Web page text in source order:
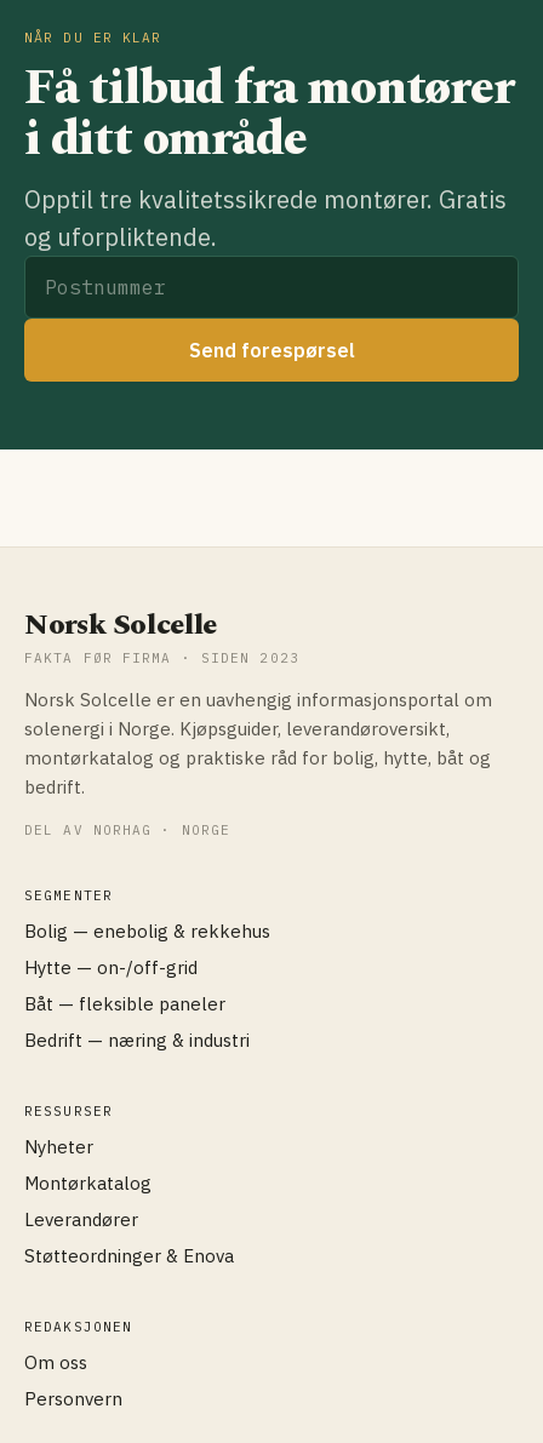
NÅR DU ER KLAR
Få tilbud fra montører
i ditt område
Opptil tre kvalitetssikrede montører. Gratis
og uforpliktende.
Send forespørsel
Norsk Solcelle
FAKTA FØR FIRMA · SIDEN 2023
Norsk Solcelle er en uavhengig informasjonsportal om
solenergi i Norge. Kjøpsguider, leverandøroversikt,
montørkatalog og praktiske råd for bolig, hytte, båt og
bedrift.
DEL AV NORHAG · NORGE
SEGMENTER
Bolig — enebolig & rekkehus
Hytte — on-/off-grid
Båt — fleksible paneler
Bedrift — næring & industri
RESSURSER
Nyheter
Montørkatalog
Leverandører
Støtteordninger & Enova
REDAKSJONEN
Om oss
Personvern